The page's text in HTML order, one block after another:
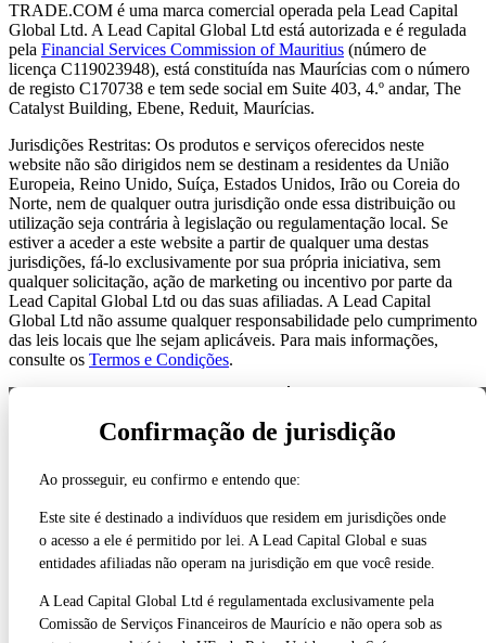
TRADE.COM é uma marca comercial operada pela Lead Capital
Global Ltd. A Lead Capital Global Ltd está autorizada e é regulada
pela Financial Services Commission of Mauritius (número de
licença C119023948), está constituída nas Maurícias com o número
de registo C170738 e tem sede social em Suite 403, 4.º andar, The
Catalyst Building, Ebene, Reduit, Maurícias.
Jurisdições Restritas: Os produtos e serviços oferecidos neste
website não são dirigidos nem se destinam a residentes da União
Europeia, Reino Unido, Suíça, Estados Unidos, Irão ou Coreia do
Norte, nem de qualquer outra jurisdição onde essa distribuição ou
utilização seja contrária à legislação ou regulamentação local. Se
estiver a aceder a este website a partir de qualquer uma destas
jurisdições, fá-lo exclusivamente por sua própria iniciativa, sem
qualquer solicitação, ação de marketing ou incentivo por parte da
Lead Capital Global Ltd ou das suas afiliadas. A Lead Capital
Global Ltd não assume qualquer responsabilidade pelo cumprimento
das leis locais que lhe sejam aplicáveis. Para mais informações,
consulte os Termos e Condições.
Confirmação de jurisdição
Ao prosseguir, eu confirmo e entendo que:
Este site é destinado a indivíduos que residem em jurisdições onde
o acesso a ele é permitido por lei. A Lead Capital Global e suas
entidades afiliadas não operam na jurisdição em que você reside.
A Lead Capital Global Ltd é regulamentada exclusivamente pela
Comissão de Serviços Financeiros de Maurício e não opera sob as
AS NOSSAS LICENÇAS REGULATÓRIAS
AS NOSSAS LICENÇAS REGULATÓRIAS ›
Estados Unidos
CRD# 316822
Reino Unido
Licença 738538